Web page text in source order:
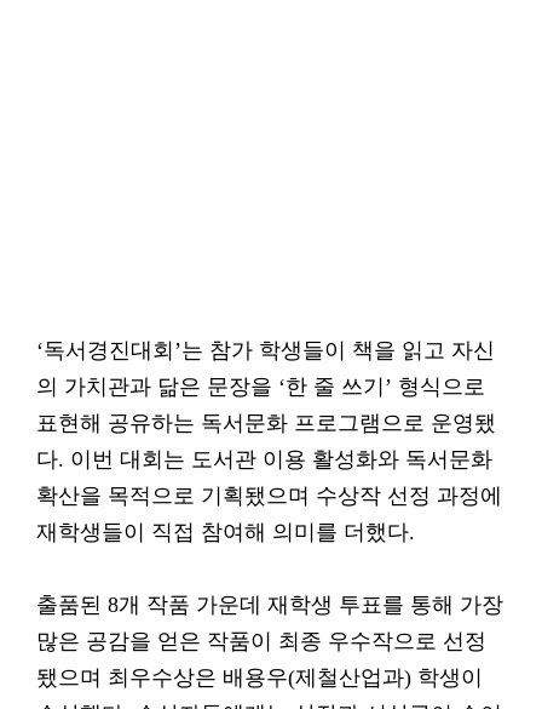
‘독서경진대회’는 참가 학생들이 책을 읽고 자신
의 가치관과 닮은 문장을 ‘한 줄 쓰기’ 형식으로
표현해 공유하는 독서문화 프로그램으로 운영됐
다. 이번 대회는 도서관 이용 활성화와 독서문화
확산을 목적으로 기획됐으며 수상작 선정 과정에
재학생들이 직접 참여해 의미를 더했다.
출품된 8개 작품 가운데 재학생 투표를 통해 가장
많은 공감을 얻은 작품이 최종 우수작으로 선정
됐으며 최우수상은 배용우(제철산업과) 학생이